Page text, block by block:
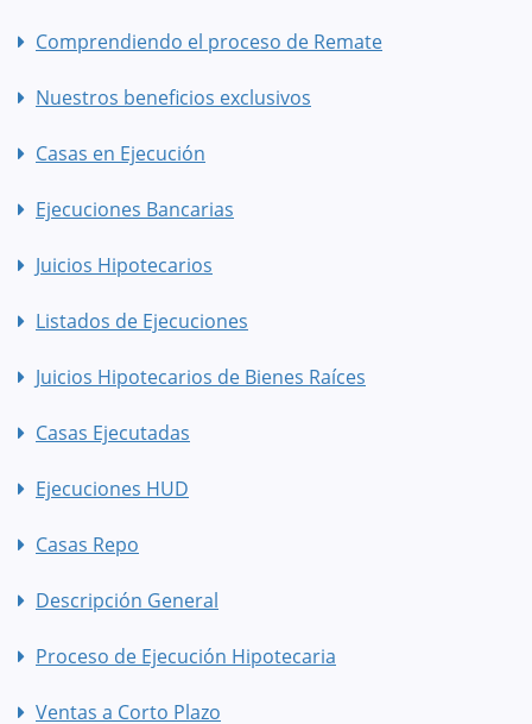
Comprendiendo el proceso de Remate
Nuestros beneficios exclusivos
Casas en Ejecución
Ejecuciones Bancarias
Juicios Hipotecarios
Listados de Ejecuciones
Juicios Hipotecarios de Bienes Raíces
Casas Ejecutadas
Ejecuciones HUD
Casas Repo
Descripción General
Proceso de Ejecución Hipotecaria
Ventas a Corto Plazo